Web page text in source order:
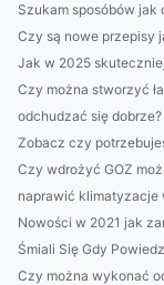
Szukam sposóbów
Czy są nowe przepisy
Jak w 2025
Czy można stworzyć
odchudzać się dobrze?
Zobacz czy
Czy wdrożyć GOZ
naprawić klimatyzacje
Nowości w 2021 jak
Śmiali Się Gdy
Czy można wykonać